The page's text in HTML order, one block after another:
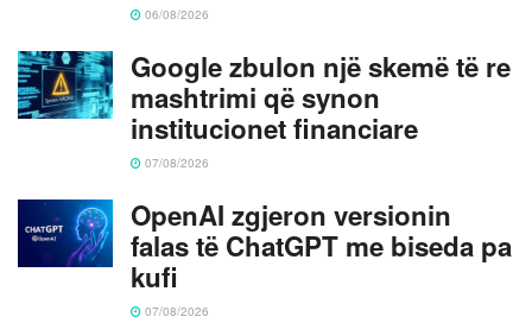
06/08/2026
Google zbulon një skemë të re
mashtrimi që synon
institucionet financiare
07/08/2026
OpenAI zgjeron versionin
falas të ChatGPT me biseda pa
kufi
07/08/2026